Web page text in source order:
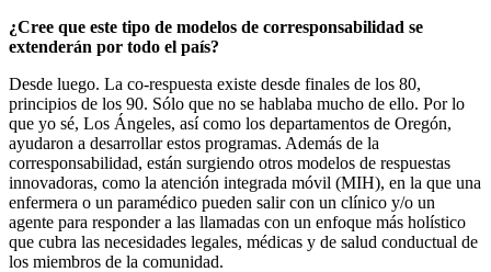
¿Cree que este tipo de modelos de corresponsabilidad se
extenderán por todo el país?
Desde luego. La co-respuesta existe desde finales de los 80,
principios de los 90. Sólo que no se hablaba mucho de ello. Por lo
que yo sé, Los Ángeles, así como los departamentos de Oregón,
ayudaron a desarrollar estos programas. Además de la
corresponsabilidad, están surgiendo otros modelos de respuestas
innovadoras, como la atención integrada móvil (MIH), en la que una
enfermera o un paramédico pueden salir con un clínico y/o un
agente para responder a las llamadas con un enfoque más holístico
que cubra las necesidades legales, médicas y de salud conductual de
los miembros de la comunidad.